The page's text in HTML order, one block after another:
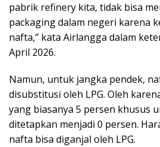
pabrik refinery kita, tidak bisa
packaging dalam negeri karena
nafta,” kata Airlangga dalam
April 2026.
Namun, untuk jangka pendek,
disubstitusi oleh LPG. Oleh
yang biasanya 5 persen khusus
ditetapkan menjadi 0 persen.
nafta bisa diganjal oleh LPG.